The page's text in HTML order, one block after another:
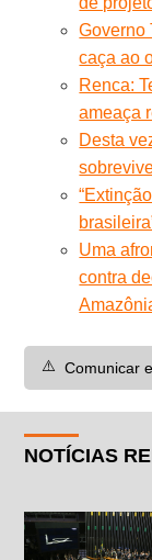
Governo
caça ao
Renca:
ameaça
Desta
Uma
contra
⚠️ Comunicar
NOTÍCIAS